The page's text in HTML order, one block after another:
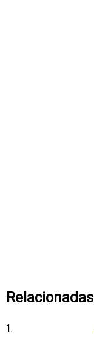
Relacionadas